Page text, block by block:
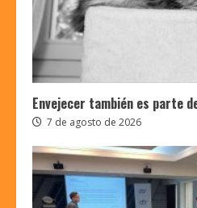
Envejecer también es parte
7 de agosto de 2026